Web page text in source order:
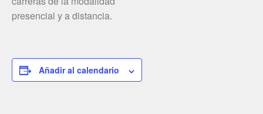
presencial y a distancia.
Añadir al calendario